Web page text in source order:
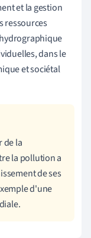
et la gestion
ressources
dans le
et sociétal
de la
la pollution a
de ses
d'une